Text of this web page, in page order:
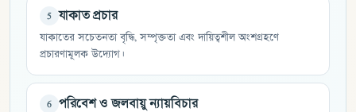
5 যাকাত প্রচার
যাকাতের সচেতনতা বৃদ্ধি, সম্পৃক্ততা এবং দায়িত্বশীল অংশগ্রহণে
প্রচারণামূলক উদ্যোগ।
6 পরিবেশ ও জলবায়ু ন্যায়বিচার